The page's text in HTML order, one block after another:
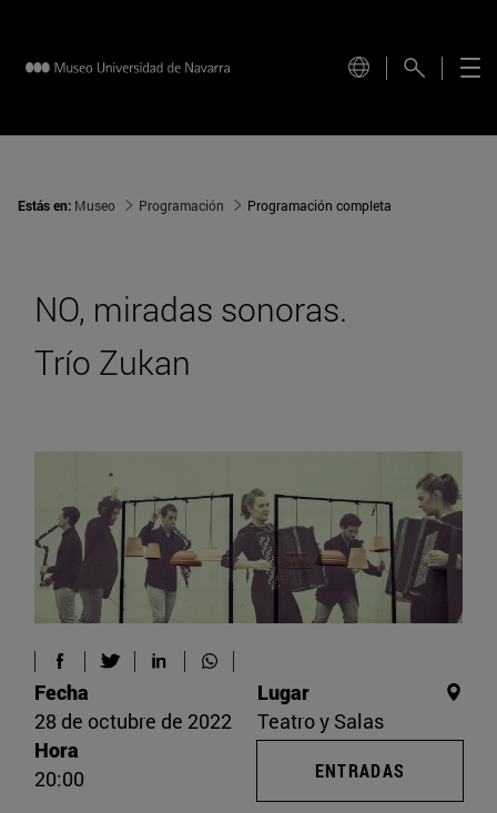
Estás en: Museo Programación Programación completa
NO, miradas sonoras.
Trío Zukan
Fecha
28 de octubre de 2022
Hora
20:00
Lugar
Teatro y Salas
ENTRADAS